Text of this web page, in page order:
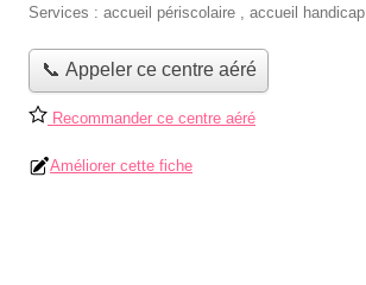
Services : accueil périscolaire , accueil handicap
📞 Appeler ce centre aéré
Recommander ce centre aéré
Améliorer cette fiche